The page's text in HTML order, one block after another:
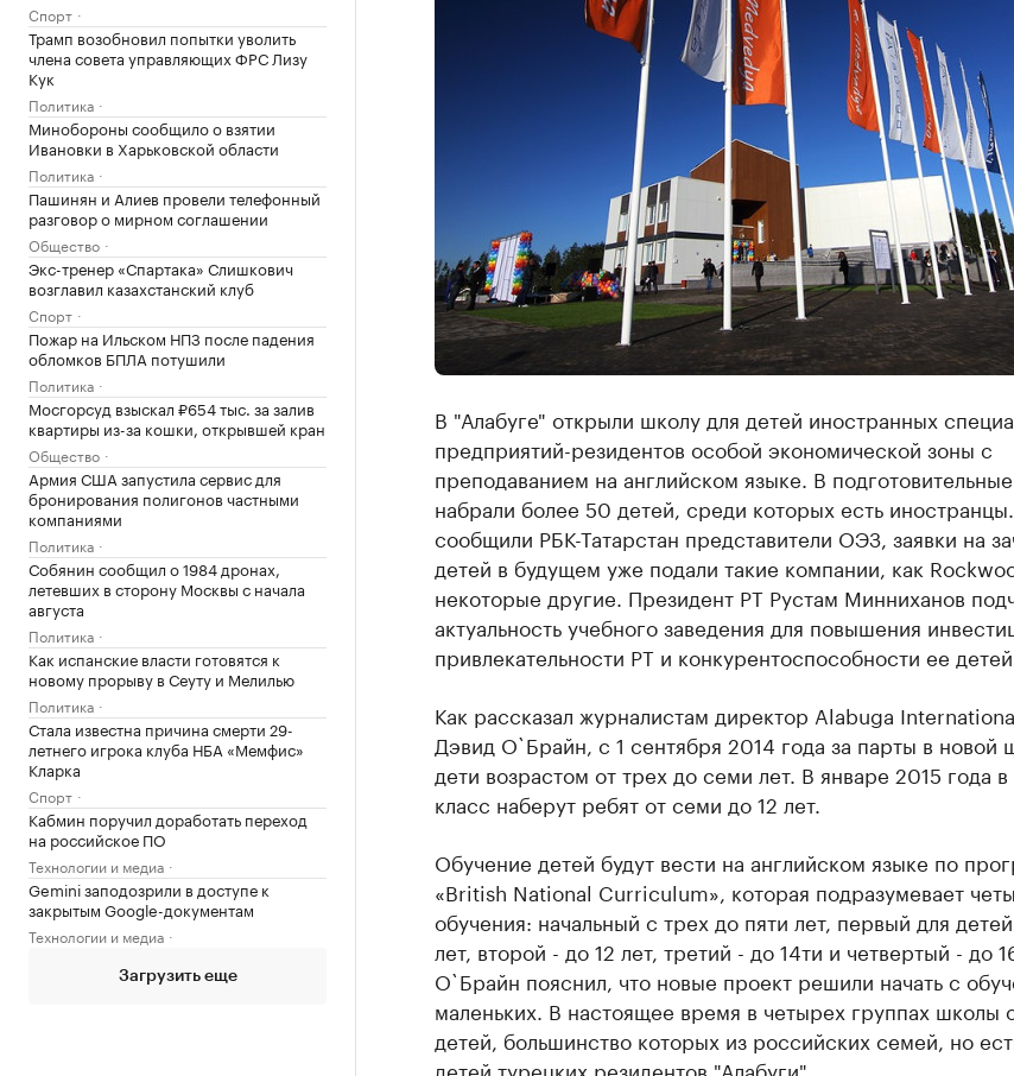
Спорт
Трамп возобновил попытки уволить
члена совета управляющих ФРС Лизу
Кук
Политика
Минобороны сообщило о взятии
Ивановки в Харьковской области
Политика
Пашинян и Алиев провели телефонный
разговор о мирном соглашении
Общество
Экс-тренер «Спартака» Слишкович
возглавил казахстанский клуб
Спорт
Пожар на Ильском НПЗ после падения
обломков БПЛА потушили
Политика
Мосгорсуд взыскал ₽654 тыс. за залив
квартиры из-за кошки, открывшей кран
Общество
Армия США запустила сервис для
бронирования полигонов частными
компаниями
Политика
Собянин сообщил о 1984 дронах,
летевших в сторону Москвы с начала
августа
Политика
Как испанские власти готовятся к
новому прорыву в Сеуту и Мелилью
Политика
Стала известна причина смерти 29-
летнего игрока клуба НБА «Мемфис»
Кларка
Спорт
Кабмин поручил доработать переход
на российское ПО
Технологии и медиа
Gemini заподозрили в доступе к
закрытым Google-документам
Технологии и медиа
Загрузить еще
В "Алабуге" открыли школу для детей иностранных
предприятий-резидентов особой экономической зоны с
преподаванием на английском языке. В
набрали более 50 детей, среди которых есть
сообщили РБК-Татарстан представители ОЭЗ, заявки на
детей в будущем уже подали такие компании, как
некоторые другие. Президент РТ Рустам Минниханов
актуальность учебного заведения для повышения
привлекательности РТ и конкурентоспособности ее детей.
Как рассказал журналистам директор Alabuga
Дэвид O`Брайн, с 1 сентября 2014 года за парты в новой
дети возрастом от трех до семи лет. В январе 2015 года
класс наберут ребят от семи до 12 лет.
Обучение детей будут вести на английском языке по
«British National Curriculum», которая подразумевает
обучения: начальный с трех до пяти лет, первый для
лет, второй - до 12 лет, третий - до 14ти и четвертый - до
O`Брайн пояснил, что новые проект решили начать с
маленьких. В настоящее время в четырех группах школы
детей, большинство которых из российских семей, но
детей турецких резидентов "Алабуги".